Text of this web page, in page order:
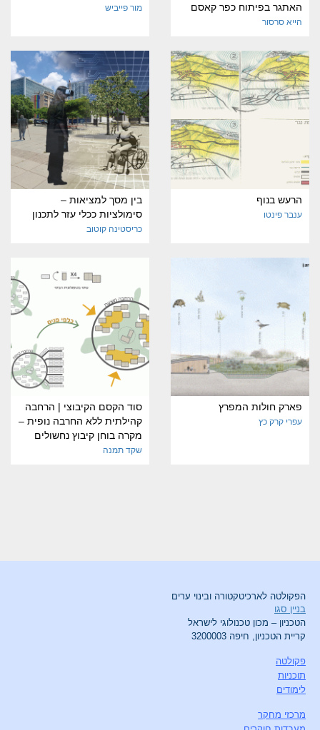
האתגר בפיתוח כפר קאסם
הייא סרסור
מור פייביש
הרעש בנוף
ענבר פינטו
בין מסך למציאות –
סימולציות ככלי עזר לתכנון
כריסטינה קוטוב
פארק חולות המפרץ
עפרי קרק כץ
סוד הקסם הקיבוצי | הרחבה
קהילתית ללא החרבה נופית –
מקרה בוחן קיבוץ נחשולים
שקד תמנה
הפקולטה לארכיטקטורה ובינוי ערים
בניין סגו
הטכניון – מכון טכנולוגי לישראל
קריית הטכניון, חיפה 3200003
פקולטה
תוכניות
לימודים
מרכזי מחקר